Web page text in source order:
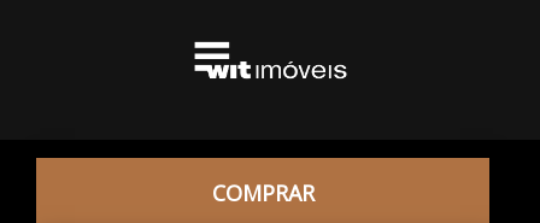
COMPRAR